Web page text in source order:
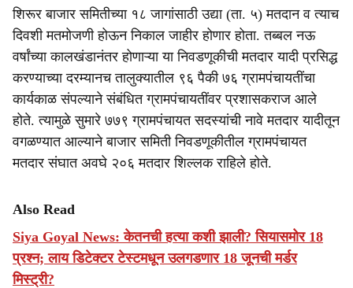
शिरूर बाजार समितीच्या १८ जागांसाठी उद्या (ता. ५) मतदान व त्याच
दिवशी मतमोजणी होऊन निकाल जाहीर होणार होता. तब्बल नऊ
वर्षांच्या कालखंडानंतर होणाऱ्या या निवडणूकीची मतदार यादी प्रसिद्ध
करण्याच्या दरम्यानच तालुक्यातील ९६ पैकी ७६ ग्रामपंचायतींचा
कार्यकाळ संपल्याने संबंधित ग्रामपंचायतींवर प्रशासकराज आले
होते. त्यामुळे सुमारे ७७९ ग्रामपंचायत सदस्यांची नावे मतदार यादीतून
वगळण्यात आल्याने बाजार समिती निवडणूकीतील ग्रामपंचायत
मतदार संघात अवघे २०६ मतदार शिल्लक राहिले होते.
Also Read
Siya Goyal News: केतनची हत्या कशी झाली? सियासमोर 18
प्रश्न; लाय डिटेक्टर टेस्टमधून उलगडणार 18 जूनची मर्डर
मिस्ट्री?